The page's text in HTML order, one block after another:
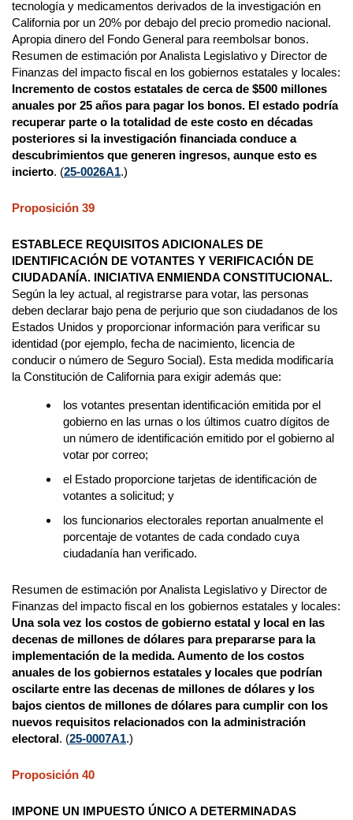
tecnología y medicamentos derivados de la investigación en
California por un 20% por debajo del precio promedio nacional.
Apropia dinero del Fondo General para reembolsar bonos.
Resumen de estimación por Analista Legislativo y Director de
Finanzas del impacto fiscal en los gobiernos estatales y locales:
Incremento de costos estatales de cerca de $500 millones
anuales por 25 años para pagar los bonos. El estado podría
recuperar parte o la totalidad de este costo en décadas
posteriores si la investigación financiada conduce a
descubrimientos que generen ingresos, aunque esto es
incierto. (25-0026A1.)
Proposición 39
ESTABLECE REQUISITOS ADICIONALES DE
IDENTIFICACIÓN DE VOTANTES Y VERIFICACIÓN DE
CIUDADANÍA. INICIATIVA ENMIENDA CONSTITUCIONAL.
Según la ley actual, al registrarse para votar, las personas
deben declarar bajo pena de perjurio que son ciudadanos de los
Estados Unidos y proporcionar información para verificar su
identidad (por ejemplo, fecha de nacimiento, licencia de
conducir o número de Seguro Social). Esta medida modificaría
la Constitución de California para exigir además que:
los votantes presentan identificación emitida por el
gobierno en las urnas o los últimos cuatro dígitos de
un número de identificación emitido por el gobierno al
votar por correo;
el Estado proporcione tarjetas de identificación de
votantes a solicitud; y
los funcionarios electorales reportan anualmente el
porcentaje de votantes de cada condado cuya
ciudadanía han verificado.
Resumen de estimación por Analista Legislativo y Director de
Finanzas del impacto fiscal en los gobiernos estatales y locales:
Una sola vez los costos de gobierno estatal y local en las
decenas de millones de dólares para prepararse para la
implementación de la medida. Aumento de los costos
anuales de los gobiernos estatales y locales que podrían
oscilarte entre las decenas de millones de dólares y los
bajos cientos de millones de dólares para cumplir con los
nuevos requisitos relacionados con la administración
electoral. (25-0007A1.)
Proposición 40
IMPONE UN IMPUESTO ÚNICO A DETERMINADAS